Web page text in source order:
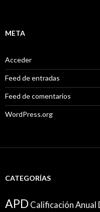
META
Acceder
Feed de entradas
Feed de comentarios
WordPress.org
CATEGORÍAS
APD Calificación Anual